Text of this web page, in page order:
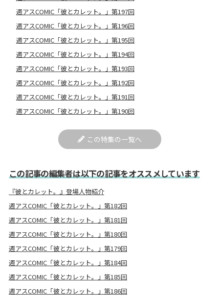
週アスCOMIC「彼とカレット。」第197回
週アスCOMIC「彼とカレット。」第196回
週アスCOMIC「彼とカレット。」第195回
週アスCOMIC「彼とカレット。」第194回
週アスCOMIC「彼とカレット。」第193回
週アスCOMIC「彼とカレット。」第192回
週アスCOMIC「彼とカレット。」第191回
週アスCOMIC「彼とカレット。」第190回
この特集の一覧へ
この記事の編集者は以下の記事をオススメしています
『彼とカレット。』登場人物紹介
週アスCOMIC「彼とカレット。」第182回
週アスCOMIC「彼とカレット。」第181回
週アスCOMIC「彼とカレット。」第180回
週アスCOMIC「彼とカレット。」第179回
週アスCOMIC「彼とカレット。」第184回
週アスCOMIC「彼とカレット。」第185回
週アスCOMIC「彼とカレット。」第186回